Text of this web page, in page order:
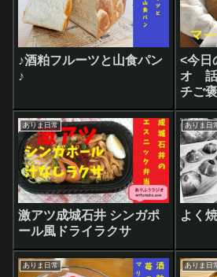
♪酒粕フルーツと山食パン
♪
<今日
オ 話
チご
ありま日常
激アツ成城石井 シンガポ
ール風ドライラクサ
ありま日
よく
ありま日常 ありま日